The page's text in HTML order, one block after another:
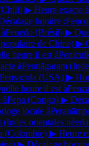
▶ Heure exacte à
horaire :Penco
Penedo (Brésil) ▶
de Chine) ▶
heure il est à
àPennāgaram
Pensacola (USA) ▶
heure il est à
àPepa (Congo) ▶
locale à
(Indes orientales
(Colombie) ▶ Heure